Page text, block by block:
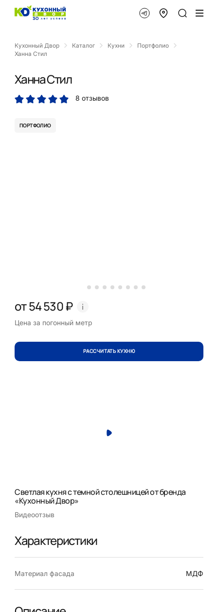
Кухонный Двор Каталог Кухни
Портфолио
Ханна Стил
Ханна Стил
8 отзывов
ПОРТФОЛИО
от 54 530 ₽
Цена за погонный метр
РАССЧИТАТЬ КУХНЮ
Светлая кухня с темной столешницей от бренда
«Кухонный Двор»
Видеоотзыв
Характеристики
Материал фасада МДФ